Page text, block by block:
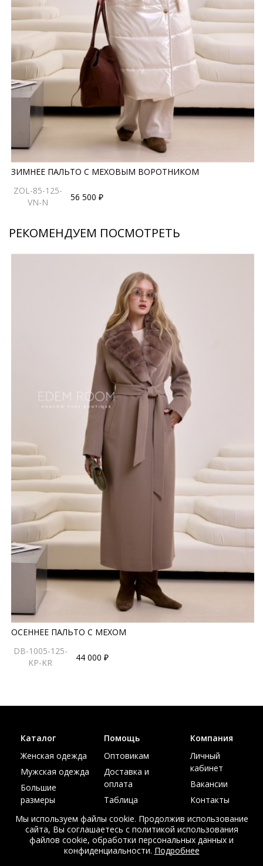
правила ухода могут быть изменены производителем
ЗИМНЕЕ ПАЛЬТО С МЕХОВЫМ ВОРОТНИКОМ
ZOL-85-125-
VN-N
56 500 ₽
РЕКОМЕНДУЕМ ПОСМОТРЕТЬ
ОСЕННЕЕ ПАЛЬТО С МЕХОМ
DB-1005-125-
KP-KR
44 000 ₽
Каталог
Женская одежда
Мужская одежда
Большие
размеры
Акции
Помощь
Оптовикам
Доставка и
оплата
Таблица
Компания
Личный
кабинет
Вакансии
Контакты
Мы используем файлы cookie. Продолжив использование
сайта, Вы соглашаетесь с политикой использования
файлов cookie, обработки персональных данных и
конфиденциальности. Подробнее